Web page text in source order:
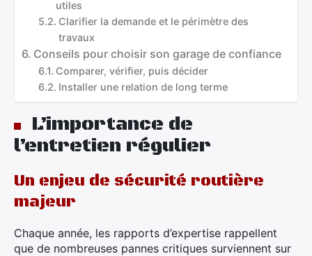
utiles
Clarifier la demande et le périmètre des
travaux
Conseils pour choisir son garage de confiance
Comparer, vérifier, puis décider
Installer une relation de long terme
L’importance de
l’entretien régulier
Un enjeu de sécurité routière
majeur
Chaque année, les rapports d’expertise rappellent
que de nombreuses pannes critiques surviennent sur